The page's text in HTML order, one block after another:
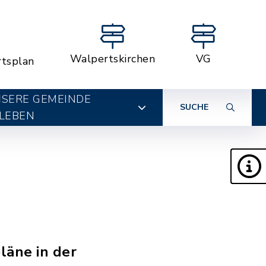
Walpertskirchen VG
GEMEINDE
SUCHE
in der